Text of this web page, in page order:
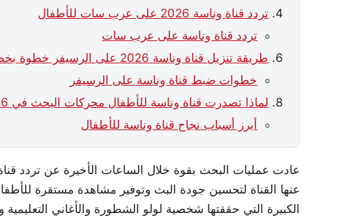
تردد قناة وناسة 2026 على عرب سات للأطفال
تردد قناة وناسة على عرب سات
طريقة تنزيل قناة وناسة 2026 على الرسيفر خطوة بخطوة
خطوات ضبط قناة وناسة على الرسيفر
لماذا تصدرت قناة وناسة للأطفال محركات البحث في 2026؟
أبرز أسباب نجاح قناة وناسة للأطفال
عنها القناة لتحسين جودة البث وتوفير مشاهدة مستقرة
الكبيرة التي حققتها شخصية لولو الشطورة والأغاني